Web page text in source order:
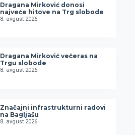
Dragana Mirković donosi
najveće hitove na Trg slobode
8. avgust 2026.
Dragana Mirković večeras na
Trgu slobode
8. avgust 2026.
Značajni infrastrukturni radovi
na Bagljašu
8. avgust 2026.